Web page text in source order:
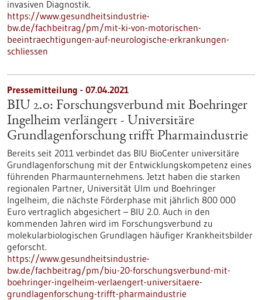
invasiven Diagnostik.
https://www.gesundheitsindustrie-
bw.de/fachbeitrag/pm/mit-ki-von-motorischen-
beeintraechtigungen-auf-neurologische-erkrankungen-
schliessen
Pressemitteilung - 07.04.2021
BIU 2.0: Forschungsverbund mit Boehringer
Ingelheim verlängert - Universitäre
Grundlagenforschung trifft Pharmaindustrie
Bereits seit 2011 verbindet das BIU BioCenter universitäre
Grundlagenforschung mit der Entwicklungskompetenz eines
führenden Pharmaunternehmens. Jetzt haben die starken
regionalen Partner, Universität Ulm und Boehringer
Ingelheim, die nächste Förderphase mit jährlich 800 000
Euro vertraglich abgesichert – BIU 2.0. Auch in den
kommenden Jahren wird im Forschungsverbund zu
molekularbiologischen Grundlagen häufiger Krankheitsbilder
geforscht.
https://www.gesundheitsindustrie-
bw.de/fachbeitrag/pm/biu-20-forschungsverbund-mit-
boehringer-ingelheim-verlaengert-universitaere-
grundlagenforschung-trifft-pharmaindustrie